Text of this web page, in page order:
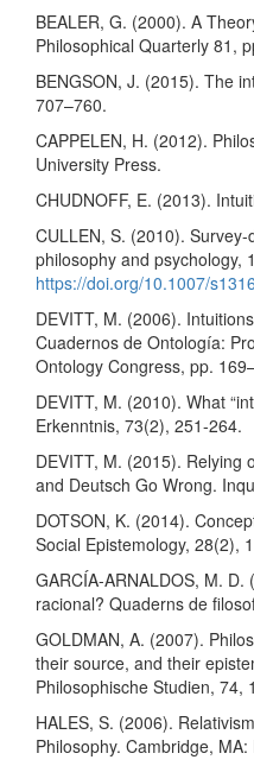
BEALER, G. (2000). A
Philosophical Quarterly 81,
BENGSON, J. (2015). The
707–760.
CAPPELEN, H. (2012).
University Press.
CHUDNOFF, E. (2013).
CULLEN, S. (2010).
philosophy and psychology,
https://doi.org/10.1007/
DEVITT, M. (2006).
Cuadernos de Ontología:
Ontology Congress, pp.
DEVITT, M. (2010). What
Erkenntnis, 73(2), 251-264.
DEVITT, M. (2015). Relying
and Deutsch Go Wrong.
DOTSON, K. (2014).
Social Epistemology, 28(2),
GARCÍA-ARNALDOS, M.
racional? Quaderns de
GOLDMAN, A. (2007).
their source, and their
Philosophische Studien, 74,
HALES, S. (2006).
Philosophy. Cambridge, MA: